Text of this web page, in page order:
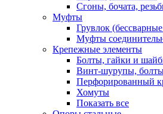
Сгоны, бочата,
Муфты
Грувлок
Муфты
Крепежные элементы
Болты, гайки и
Винт-шурупы,
Перфорированный
Хомуты
Показать все